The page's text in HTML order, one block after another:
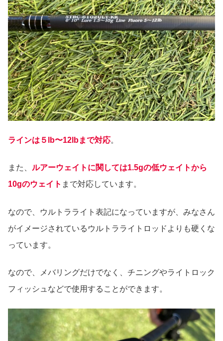
ラインは５lb〜12lbまで対応。
また、 ルアーウェイトに関しては1.5gの低ウェイトから
10gのウェイト まで対応しています。
なので、ウルトラライト表記になっていますが、みなさん
がイメージされているウルトラライトロッドよりも硬くな
っています。
なので、メバリングだけでなく、チニングやライトロック
フィッシュなどで使用することができます。